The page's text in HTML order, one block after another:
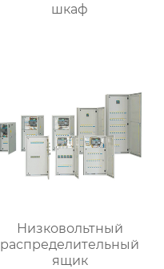
шкаф
Низковольтный
распределительный
ящик